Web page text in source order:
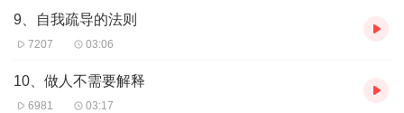
9、自我疏导的法则
7207 03:06
10、做人不需要解释
6981 03:17